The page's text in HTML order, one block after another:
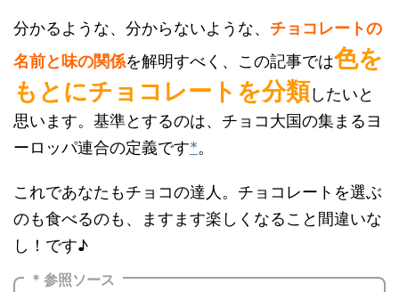
分かるような、分からないような、 チョコレートの
名前と味の関係を解明すべく、この記事では色を
もとにチョコレートを分類したいと
思います。基準とするのは、チョコ大国の集まるヨ
ーロッパ連合の定義です*。
これであなたもチョコの達人。チョコレートを選ぶ
のも食べるのも、ますます楽しくなること間違いな
し！です♪
* 参照ソース